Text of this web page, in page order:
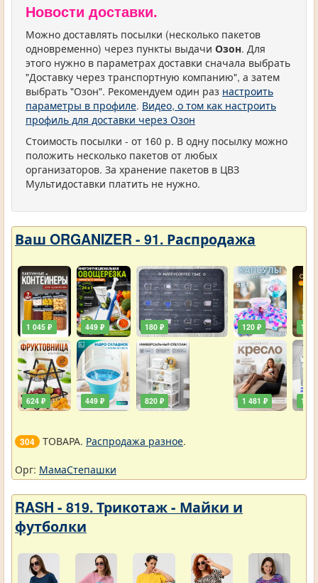
Новости доставки.
Можно доставлять посылки (несколько пакетов
одновременно) через пункты выдачи Озон. Для
этого нужно в параметрах доставки сначала выбрать
"Доставку через транспортную компанию", а затем
выбрать "Озон". Рекомендуем один раз настроить
параметры в профиле. Видео, о том как настроить
профиль для доставки через Озон
Стоимость посылки - от 160 р. В одну посылку можно
положить несколько пакетов от любых
организаторов. За хранение пакетов в ЦВЗ
Мультидоставки платить не нужно.
Ваш ORGANIZER - 91. Распродажа
1 045 ₽
624 ₽
449 ₽
449 ₽
180 ₽
820 ₽
120 ₽
1 481 ₽
129
111
304 ТОВАРА. Распродажа разное.
Орг: МамаСтепашки
RASH - 819. Трикотаж - Майки и
футболки